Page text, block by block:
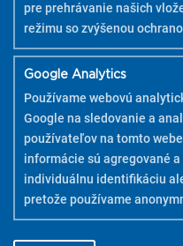
pre prehrávanie našich
režimu so zvýšenou
Google Analytics
Používame webovú
Google na sledovanie a
používateľov na tomto
informácie sú agregované
individuálnu identifikáciu
pretože používame